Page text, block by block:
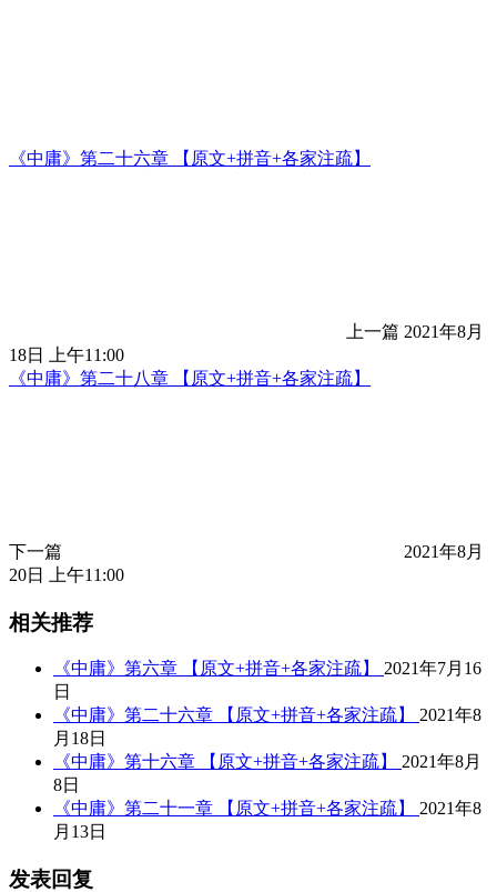
《中庸》第二十六章 【原文+拼音+各家注疏】
上一篇 2021年8月
18日 上午11:00
《中庸》第二十八章 【原文+拼音+各家注疏】
下一篇
2021年8月
20日 上午11:00
相关推荐
《中庸》第六章 【原文+拼音+各家注疏】
2021年7月16
日
《中庸》第二十六章 【原文+拼音+各家注疏】
2021年8
月18日
《中庸》第十六章 【原文+拼音+各家注疏】
2021年8月
8日
《中庸》第二十一章 【原文+拼音+各家注疏】
2021年8
月13日
发表回复